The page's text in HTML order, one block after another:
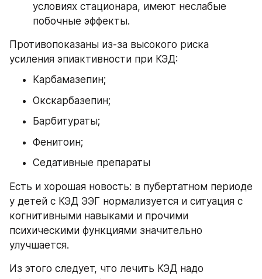
условиях стационара, имеют неслабые
побочные эффекты.
Противопоказаны из-за высокого риска
усиления эпиактивности при КЭД:
Карбамазепин;
Окскарбазепин;
Барбитураты;
Фенитоин;
Седативные препараты
Есть и хорошая новость: в пубертатном периоде
у детей с КЭД ЭЭГ нормализуется и ситуация с
когнитивными навыками и прочими
психическими функциями значительно
улучшается.
Из этого следует, что лечить КЭД надо